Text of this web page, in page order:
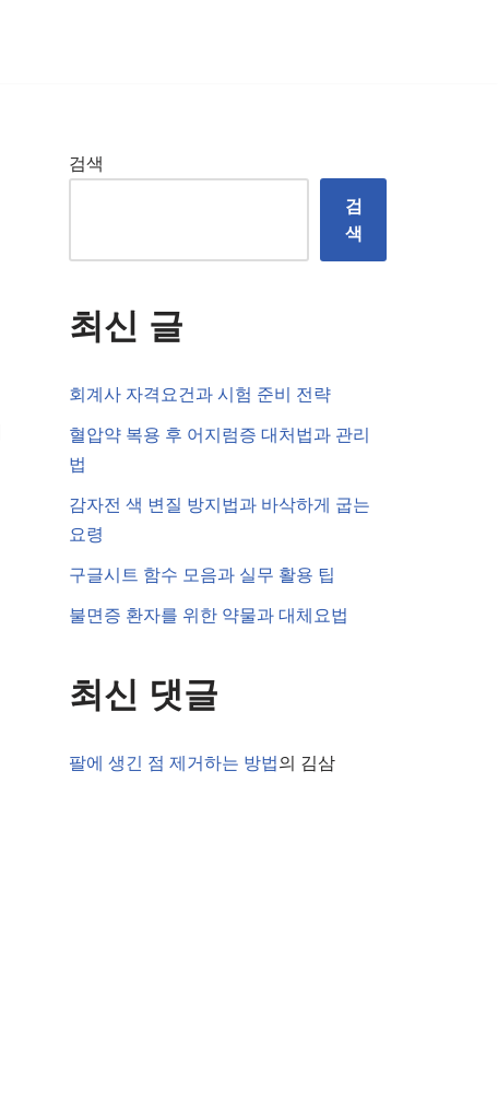
검색
검
색
최신 글
회계사 자격요건과 시험 준비 전략
혈압약 복용 후 어지럼증 대처법과 관리
법
감자전 색 변질 방지법과 바삭하게 굽는
요령
구글시트 함수 모음과 실무 활용 팁
불면증 환자를 위한 약물과 대체요법
최신 댓글
팔에 생긴 점 제거하는 방법의 김삼